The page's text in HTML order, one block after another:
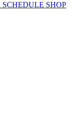
SCHEDULE SHOP